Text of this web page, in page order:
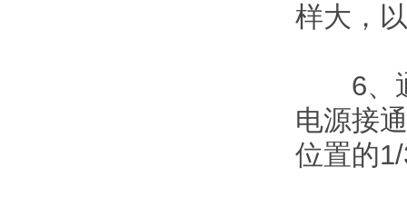
样大，
6、通
电源接
位置的